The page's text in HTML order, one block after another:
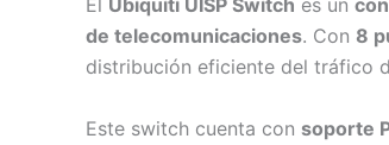
El Ubiquiti UISP Switch es un
de telecomunicaciones. Con 8
distribución eficiente del tráfico
Este switch cuenta con soporte